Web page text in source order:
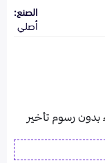
الصنع:
أصلي